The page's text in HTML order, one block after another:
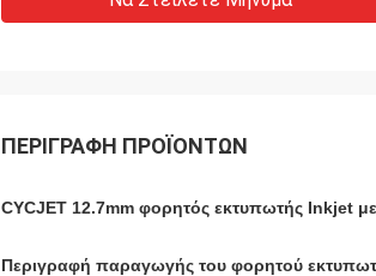
ΠΕΡΙΓΡΑΦΉ ΠΡΟΪΌΝΤΩΝ
CYCJET 12.7mm φορητός εκτυπωτής Inkjet
Περιγραφή παραγωγής του φορητού